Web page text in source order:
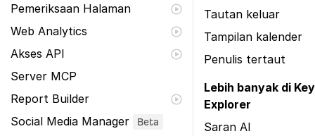
Pemeriksaan Halaman
Web Analytics
Akses API
Server MCP
Report Builder
Social Media Manager
Beta
Tautan keluar
Tampilan kalender
Penulis tertaut
Lebih banyak di
Explorer
Saran AI